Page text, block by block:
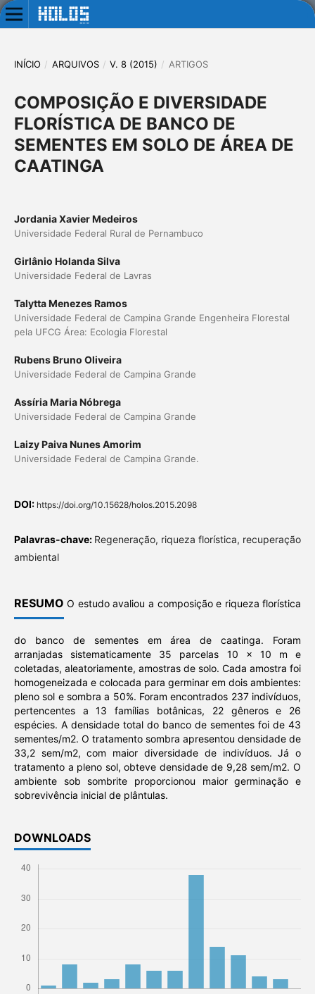
INÍCIO / ARQUIVOS / V. 8 (2015) / ARTIGOS
COMPOSIÇÃO E DIVERSIDADE
FLORÍSTICA DE BANCO DE
SEMENTES EM SOLO DE ÁREA DE
CAATINGA
Jordania Xavier Medeiros
Universidade Federal Rural de Pernambuco
Girlânio Holanda Silva
Universidade Federal de Lavras
Talytta Menezes Ramos
Universidade Federal de Campina Grande Engenheira Florestal
pela UFCG Área: Ecologia Florestal
Rubens Bruno Oliveira
Universidade Federal de Campina Grande
Assíria Maria Nóbrega
Universidade Federal de Campina Grande
Laizy Paiva Nunes Amorim
Universidade Federal de Campina Grande.
DOI: https://doi.org/10.15628/holos.2015.2098
Palavras-chave: Regeneração, riqueza florística, recuperação
ambiental
RESUMO O estudo avaliou a composição e riqueza florística
do banco de sementes em área de caatinga. Foram
arranjadas sistematicamente 35 parcelas 10 x 10 m e
coletadas, aleatoriamente, amostras de solo. Cada amostra foi
homogeneizada e colocada para germinar em dois ambientes:
pleno sol e sombra a 50%. Foram encontrados 237 indivíduos,
pertencentes a 13 famílias botânicas, 22 gêneros e 26
espécies. A densidade total do banco de sementes foi de 43
sementes/m2. O tratamento sombra apresentou densidade de
33,2 sem/m2, com maior diversidade de indivíduos. Já o
tratamento a pleno sol, obteve densidade de 9,28 sem/m2. O
ambiente sob sombrite proporcionou maior germinação e
sobrevivência inicial de plântulas.
DOWNLOADS